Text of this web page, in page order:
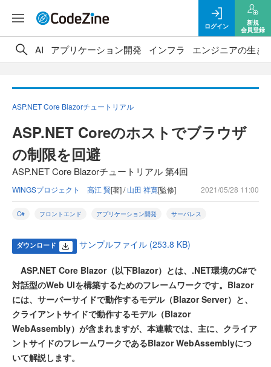
ログイン
新規
会員登録
AI アプリケーション開発 インフラ エンジニアの生き
ASP.NET Core Blazorチュートリアル
ASP.NET Coreのホストでブラウザ
の制限を回避
ASP.NET Core Blazorチュートリアル 第4回
WINGSプロジェクト 高江 賢[著] /山田 祥寛[監修] 2021/05/28 11:00
C# フロントエンド アプリケーション開発 サーバレス
ダウンロード サンプルファイル (253.8 KB)
ASP.NET Core Blazor（以下Blazor）とは、.NET環境のC#で
対話型のWeb UIを構築するためのフレームワークです。Blazor
には、サーバーサイドで動作するモデル（Blazor Server）と、
クライアントサイドで動作するモデル（Blazor
WebAssembly）が含まれますが、本連載では、主に、クライア
ントサイドのフレームワークであるBlazor WebAssemblyにつ
いて解説します。